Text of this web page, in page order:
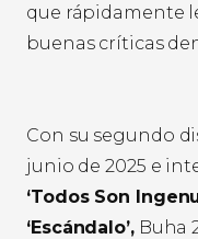
que rápidamente
buenas críticas
Con su segundo
junio de 2025 e
‘Todos Son
‘Escándalo’,Buha